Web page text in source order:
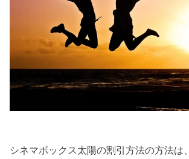
シネマボックス太陽の割引方法の方法は、